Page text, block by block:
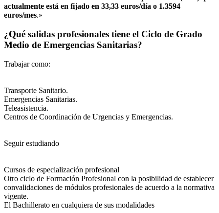
actualmente está en fijado en 33,33 euros/día o 1.3594
euros/mes.»
¿Qué salidas profesionales tiene el Ciclo de Grado
Medio de Emergencias Sanitarias?
Trabajar como:
Transporte Sanitario.
Emergencias Sanitarias.
Teleasistencia.
Centros de Coordinación de Urgencias y Emergencias.
Seguir estudiando
Cursos de especialización profesional
Otro ciclo de Formación Profesional con la posibilidad de establecer
convalidaciones de módulos profesionales de acuerdo a la normativa
vigente.
El Bachillerato en cualquiera de sus modalidades